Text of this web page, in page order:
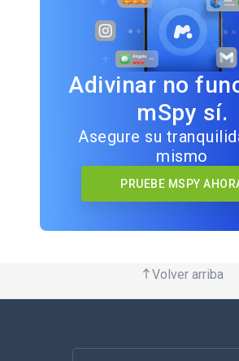
Adivinar no
mSpy sí.
Asegure su
mismo
PRUEBE MSPY
Volver arriba